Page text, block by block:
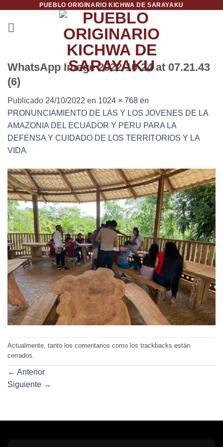
contenido
PUEBLO ORIGINARIO KICHWA DE SARAYAKU
WhatsApp Image 2022-10-24 at 07.21.43
(6)
Publicado 24/10/2022 en 1024 × 768 en
PRONUNCIAMIENTO DE LAS Y LOS JOVENES DE LA
AMAZONIA DEL ECUADOR Y PERU PARA LA
DEFENSA Y CUIDADO DE LOS TERRITORIOS Y LA
VIDA
Actualmente, tanto los comentarios como los trackbacks están
cerrados.
← Anterior
Siguiente →